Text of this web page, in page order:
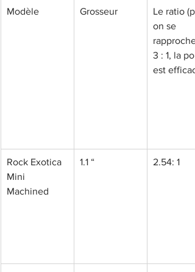
Modèle Grosseur
Le ratio
on se
3 : 1, la
est
Rock Exotica
Mini
Machined
1.1 “ 2.54: 1